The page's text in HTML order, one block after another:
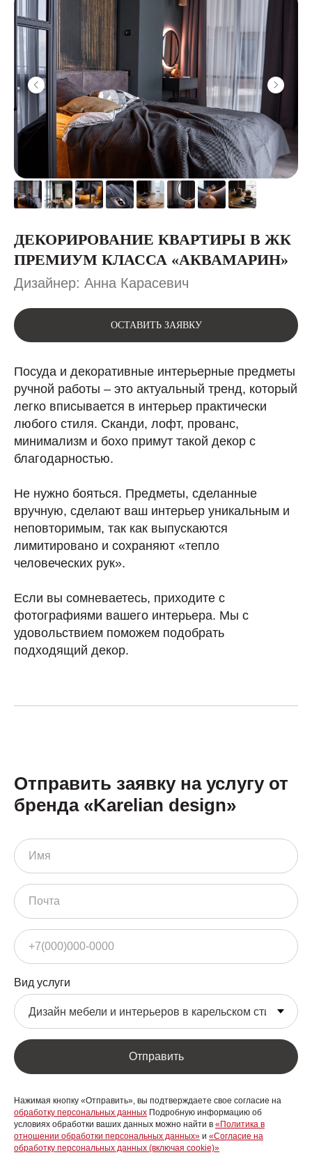
ДЕКОРИРОВАНИЕ КВАРТИРЫ В ЖК
ПРЕМИУМ КЛАССА «АКВАМАРИН»
Дизайнер: Анна Карасевич
ОСТАВИТЬ ЗАЯВКУ
Посуда и декоративные интерьерные предметы
ручной работы – это актуальный тренд, который
легко вписывается в интерьер практически
любого стиля. Сканди, лофт, прованс,
минимализм и бохо примут такой декор с
благодарностью.
Не нужно бояться. Предметы, сделанные
вручную, сделают ваш интерьер уникальным и
неповторимым, так как выпускаются
лимитировано и сохраняют «тепло
человеческих рук».
Если вы сомневаетесь, приходите с
фотографиями вашего интерьера. Мы с
удовольствием поможем подобрать
подходящий декор.
Отправить заявку на услугу от
бренда «Karelian design»
Вид услуги
Отправить
Нажимая кнопку «Отправить», вы подтверждаете свое согласие на
обработку персональных данных Подробную информацию об
условиях обработки ваших данных можно найти в «Политика в
отношении обработки персональных данных» и «Согласие на
обработку персональных данных (включая cookie)»